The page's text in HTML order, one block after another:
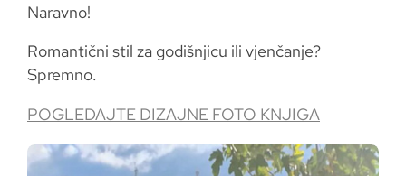
Naravno!
Romantični stil za godišnjicu ili vjenčanje?
Spremno.
POGLEDAJTE DIZAJNE FOTO KNJIGA